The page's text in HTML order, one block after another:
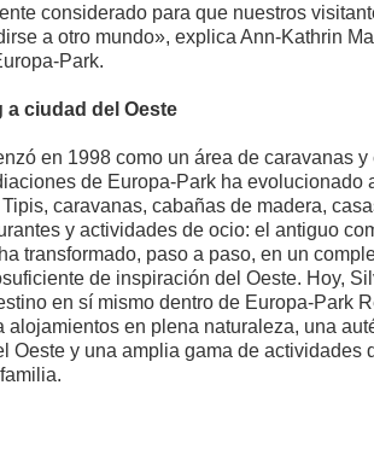
considerado para que nuestros
a otro mundo», explica Ann-Kathrin
Park.
a ciudad del Oeste
en 1998 como un área de caravanas y
de Europa-Park ha evolucionado
caravanas, cabañas de madera,
y actividades de ocio: el antiguo
transformado, paso a paso, en un
de inspiración del Oeste. Hoy,
en sí mismo dentro de Europa-Park
alojamientos en plena naturaleza, una
Oeste y una amplia gama de actividades